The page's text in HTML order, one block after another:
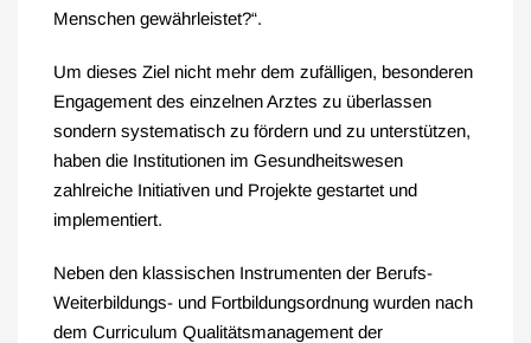
Menschen gewährleistet?“.
Um dieses Ziel nicht mehr dem zufälligen, besonderen
Engagement des einzelnen Arztes zu überlassen
sondern systematisch zu fördern und zu unterstützen,
haben die Institutionen im Gesundheitswesen
zahlreiche Initiativen und Projekte gestartet und
implementiert.
Neben den klassischen Instrumenten der Berufs-
Weiterbildungs- und Fortbildungsordnung wurden nach
dem Curriculum Qualitätsmanagement der